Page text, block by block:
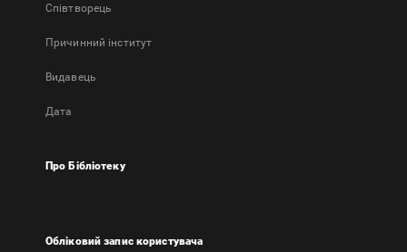
Співтворець
Причинний інститут
Видавець
Дата
Про Бібліотеку
Обліковий запис користувача